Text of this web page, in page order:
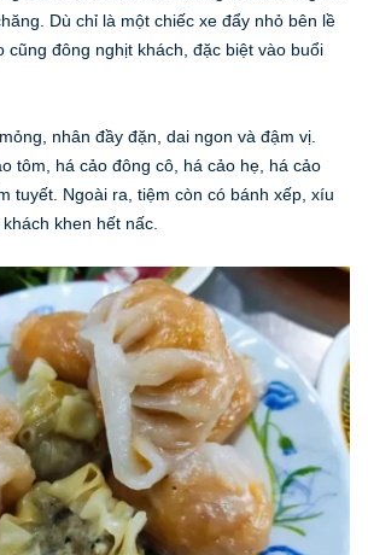
Dù chỉ là một chiếc xe đẩy nhỏ bên lề
cũng đông nghịt khách, đặc biệt vào buổi
nhân đầy đặn, dai ngon và đậm vị.
tôm, há cảo đông cô, há cảo hẹ, há cảo
tuyết. Ngoài ra, tiệm còn có bánh xếp, xíu
khen hết nấc.